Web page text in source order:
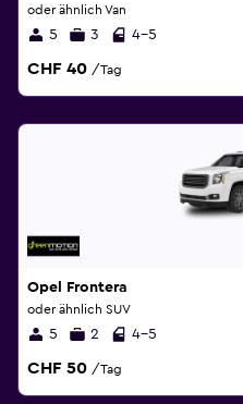
oder ähnlich Van
5 3 4-5
CHF 40 /Tag
Opel Frontera
oder ähnlich SUV
5 2 4-5
CHF 50 /Tag